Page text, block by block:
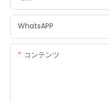
WhatsAPP
コンテンツ